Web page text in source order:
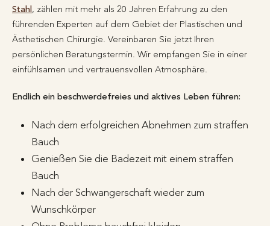
Stahl, zählen mit mehr als 20 Jahren Erfahrung zu den
führenden Experten auf dem Gebiet der Plastischen und
Ästhetischen Chirurgie. Vereinbaren Sie jetzt Ihren
persönlichen Beratungstermin. Wir empfangen Sie in einer
einfühlsamen und vertrauensvollen Atmosphäre.
Endlich ein beschwerdefreies und aktives Leben führen:
Nach dem erfolgreichen Abnehmen zum straffen
Bauch
Genießen Sie die Badezeit mit einem straffen
Bauch
Nach der Schwangerschaft wieder zum
Wunschkörper